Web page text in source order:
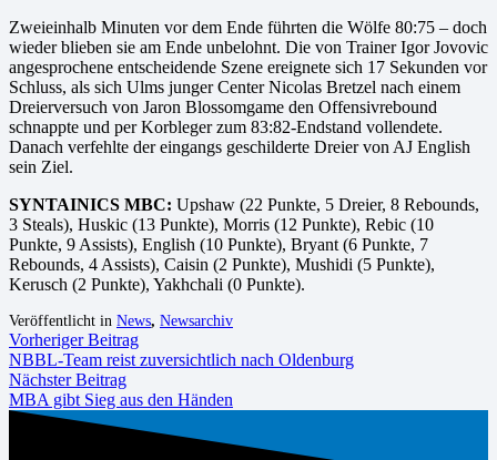
Zweieinhalb Minuten vor dem Ende führten die Wölfe 80:75 – doch
wieder blieben sie am Ende unbelohnt. Die von Trainer Igor Jovovic
angesprochene entscheidende Szene ereignete sich 17 Sekunden vor
Schluss, als sich Ulms junger Center Nicolas Bretzel nach einem
Dreierversuch von Jaron Blossomgame den Offensivrebound
schnappte und per Korbleger zum 83:82-Endstand vollendete.
Danach verfehlte der eingangs geschilderte Dreier von AJ English
sein Ziel.
SYNTAINICS MBC: Upshaw (22 Punkte, 5 Dreier, 8 Rebounds,
3 Steals), Huskic (13 Punkte), Morris (12 Punkte), Rebic (10
Punkte, 9 Assists), English (10 Punkte), Bryant (6 Punkte, 7
Rebounds, 4 Assists), Caisin (2 Punkte), Mushidi (5 Punkte),
Kerusch (2 Punkte), Yakhchali (0 Punkte).
Veröffentlicht in News, Newsarchiv
Vorheriger Beitrag
NBBL-Team reist zuversichtlich nach Oldenburg
Nächster Beitrag
MBA gibt Sieg aus den Händen